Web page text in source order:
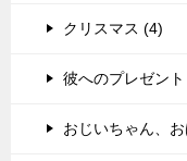
クリスマス (4)
彼へのプレゼン
おじいちゃん、